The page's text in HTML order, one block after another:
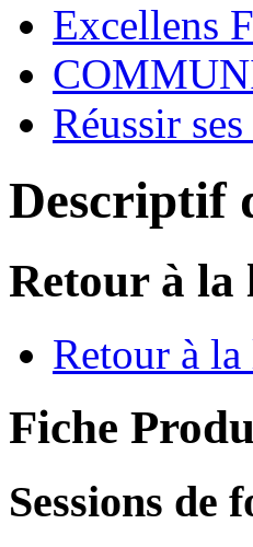
Excellens
Réussir
Descriptif
Retour à la
Retour à
Fiche
Sessions de